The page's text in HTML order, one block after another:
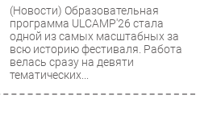
(Новости) Образовательная
программа ULCAMP'26 стала
одной из самых масштабных за
всю историю фестиваля. Работа
велась сразу на девяти
тематических...